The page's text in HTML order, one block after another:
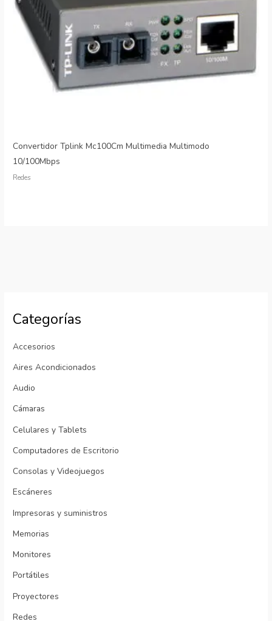
Categorías
Accesorios
Aires Acondicionados
Audio
Cámaras
Celulares y Tablets
Computadores de Escritorio
Consolas y Videojuegos
Escáneres
Impresoras y suministros
Memorias
Monitores
Portátiles
Proyectores
Redes
Convertidor Tplink Mc100Cm Multimedia Multimodo
10/100Mbps
Redes